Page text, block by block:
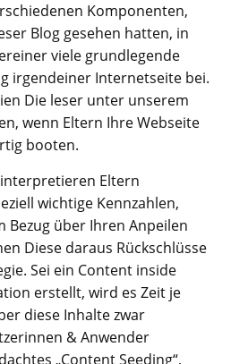
Komponenten,
Blog gesehen hatten, in
viele grundlegende
irgendeiner Internetseite bei.
Die leser unter unserem
wenn Eltern Ihre Webseite
booten.
Eltern
wichtige Kennzahlen,
Bezug über Ihren Anpeilen
Diese daraus Rückschlüsse
Sei ein Content inside
erstellt, wird es Zeit je
diese Inhalte zwar
& Anwender
„Content Seeding“,